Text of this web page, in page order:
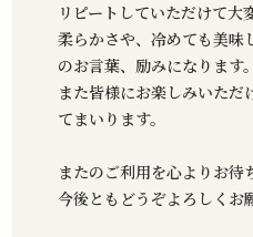
リピートしていただけて大
柔らかさや、冷めても美味
のお言葉、励みになります。
また皆様にお楽しみいただ
てまいります。
またのご利用を心よりお待
今後ともどうぞよろしくお